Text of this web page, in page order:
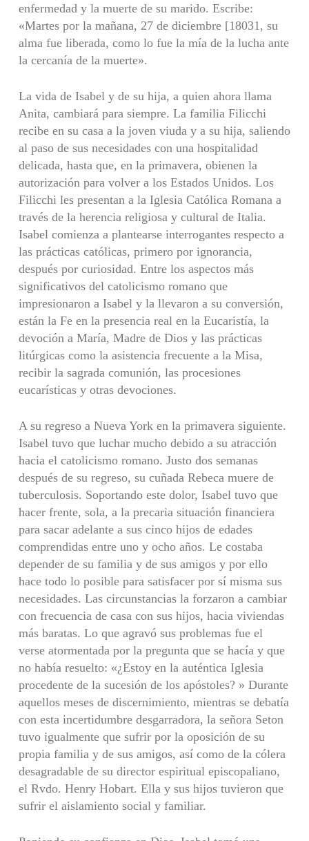
enfermedad y la muerte de su marido. Escribe:
«Martes por la mañana, 27 de diciembre [18031, su
alma fue liberada, como lo fue la mía de la lucha ante
la cercanía de la muerte».
La vida de Isabel y de su hija, a quien ahora llama
Anita, cambiará para siempre. La familia Filicchi
recibe en su casa a la joven viuda y a su hija, saliendo
al paso de sus necesidades con una hospitalidad
delicada, hasta que, en la primavera, obienen la
autorización para volver a los Estados Unidos. Los
Filicchi les presentan a la Iglesia Católica Romana a
través de la herencia religiosa y cultural de Italia.
Isabel comienza a plantearse interrogantes respecto a
las prácticas católicas, primero por ignorancia,
después por curiosidad. Entre los aspectos más
significativos del catolicismo romano que
impresionaron a Isabel y la llevaron a su conversión,
están la Fe en la presencia real en la Eucaristía, la
devoción a María, Madre de Dios y las prácticas
litúrgicas como la asistencia frecuente a la Misa,
recibir la sagrada comunión, las procesiones
eucarísticas y otras devociones.
A su regreso a Nueva York en la primavera siguiente.
Isabel tuvo que luchar mucho debido a su atracción
hacia el catolicismo romano. Justo dos semanas
después de su regreso, su cuñada Rebeca muere de
tuberculosis. Soportando este dolor, Isabel tuvo que
hacer frente, sola, a la precaria situación financiera
para sacar adelante a sus cinco hijos de edades
comprendidas entre uno y ocho años. Le costaba
depender de su familia y de sus amigos y por ello
hace todo lo posible para satisfacer por sí misma sus
necesidades. Las circunstancias la forzaron a cambiar
con frecuencia de casa con sus hijos, hacia viviendas
más baratas. Lo que agravó sus problemas fue el
verse atormentada por la pregunta que se hacía y que
no había resuelto: «¿Estoy en la auténtica Iglesia
procedente de la sucesión de los apóstoles? » Durante
aquellos meses de discernimiento, mientras se debatía
con esta incertidumbre desgarradora, la señora Seton
tuvo igualmente que sufrir por la oposición de su
propia familia y de sus amigos, así como de la cólera
desagradable de su director espiritual episcopaliano,
el Rvdo. Henry Hobart. Ella y sus hijos tuvieron que
sufrir el aislamiento social y familiar.